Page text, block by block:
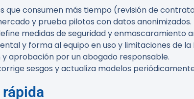
que consumen más tiempo (revisión de
y prueba pilotos con datos anonimizados.
medidas de seguridad y enmascaramiento
y forma al equipo en uso y limitaciones de la
aprobación por un abogado responsable.
sesgos y actualiza modelos